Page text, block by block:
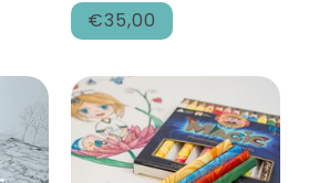
Prix
habituel
€35,00